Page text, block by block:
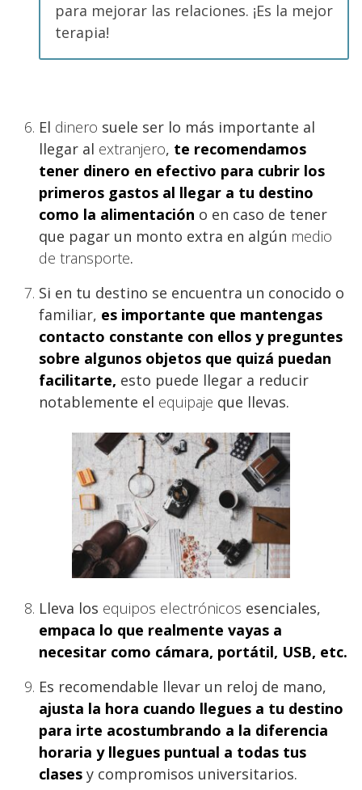
para mejorar las relaciones. ¡Es la mejor
terapia!
El dinero suele ser lo más importante al
llegar al extranjero, te recomendamos
tener dinero en efectivo para cubrir los
primeros gastos al llegar a tu destino
como la alimentación o en caso de tener
que pagar un monto extra en algún medio
de transporte.
Si en tu destino se encuentra un conocido o
familiar, es importante que mantengas
contacto constante con ellos y preguntes
sobre algunos objetos que quizá puedan
facilitarte, esto puede llegar a reducir
notablemente el equipaje que llevas.
Lleva los equipos electrónicos esenciales,
empaca lo que realmente vayas a
necesitar como cámara, portátil, USB, etc.
Es recomendable llevar un reloj de mano,
ajusta la hora cuando llegues a tu destino
para irte acostumbrando a la diferencia
horaria y llegues puntual a todas tus
clases y compromisos universitarios.